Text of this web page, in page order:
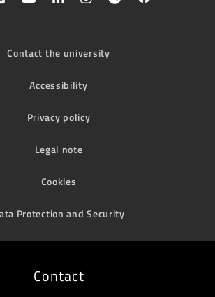
Contact the university
Accessibility
Privacy policy
Legal note
Cookies
Protection and Security
Contact